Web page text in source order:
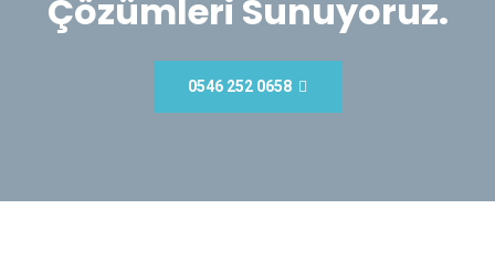
Çözümleri Sunuyoruz.
0546 252 0658